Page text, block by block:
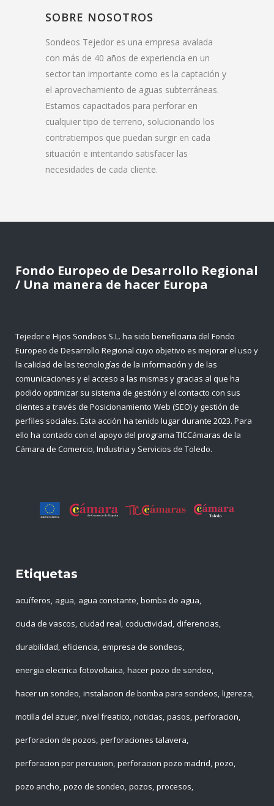
SOBRE NOSOTROS
Sondeos Tejedor es una empresa avalada
con más de 40 años de experiencia en un
sector tan importante como es la captación y
el aprovechamiento de aguas subterráneas.
Estamos capacitados para perforar en
cualquier tipo de terreno, solucionando los
contratiempos que puedan surgir en cada
situación e intentando satisfacer las
necesidades de cada cliente.
Fondo Europeo de Desarrollo Regional
/ Una manera de hacer Europa
Tejedor e Hijos Sondeos S.L. ha sido beneficiaria del Fondo
Europeo de Desarrollo Regional cuyo objetivo es mejorar el uso y
la calidad de las tecnologías de la información y de las
comunicaciones y el acceso a las mismas y gracias al que ha
podido optimizar su sistema de gestión y el contacto con sus
clientes a través de Posicionamiento Web (SEO) y gestión de
perfiles sociales. Esta acción ha tenido lugar durante 2023. Para
ello ha contado con el apoyo del programa TICCámaras de la
Cámara de Comercio, Industria y Servicios de Toledo.
Etiquetas
acuíferos agua agua constante bomba de agua
ciuda de vascos ciudad real coductividad diferencias
durabilidad eficiencia empresa de sondeos
energia electrica fotovoltaica hacer pozo de sondeo
hacer un sondeo instalacion de bomba para sondeos ligereza
motilla del azuer nivel freatico noticias pasos perforacion
perforacion de pozos perforaciones talavera
perforacion por percusion perforacion pozo madrid pozo
pozo ancho pozo de sondeo pozos procesos